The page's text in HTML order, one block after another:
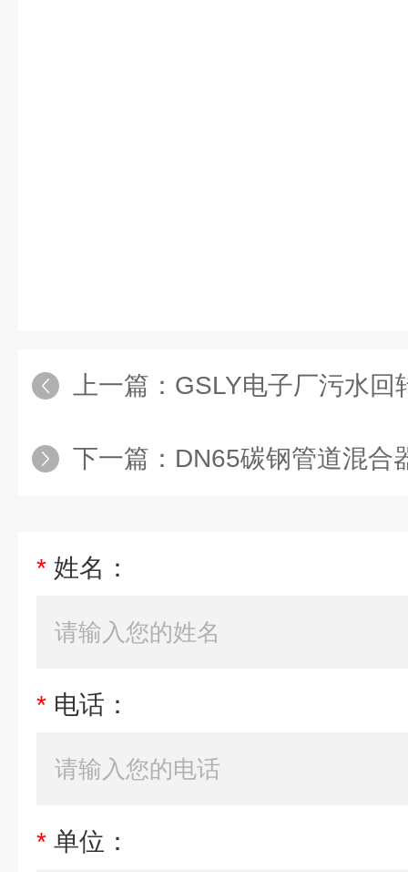
上一篇： GSLY电子厂污水回转
下一篇： DN65碳钢管道混合
* 姓名：
* 电话：
* 单位：